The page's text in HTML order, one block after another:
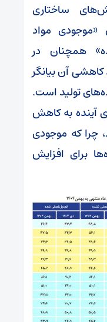
ساختاری
مواد
همچنان در
کاهشی آن بیانگر
تولید است.
آینده به کاهش
چرا که موجودی
برای افزایش